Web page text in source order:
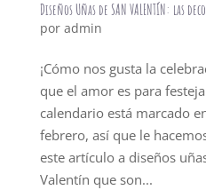
Diseños Uñas de SAN VALENTÍN: las
por admin
¡Cómo nos gusta la
que el amor es para
calendario está marcado
febrero, así que le
este artículo a diseños
Valentín que son...